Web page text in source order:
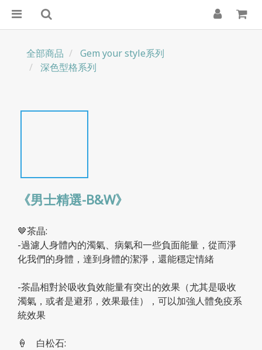
全部商品
Gem your style系列
深色型格系列
《男士精選-B&W》
🤎茶晶:
-過濾人身體內的濁氣、病氣和一些負面能量，從而淨
化我們的身體，達到身體的潔淨，還能穩定情緒
-茶晶相對於吸收負效能量有突出的效果（尤其是吸收
濁氣，或者是避邪，效果最佳），可以加強人體免疫系
統效果
🍦	白松石: